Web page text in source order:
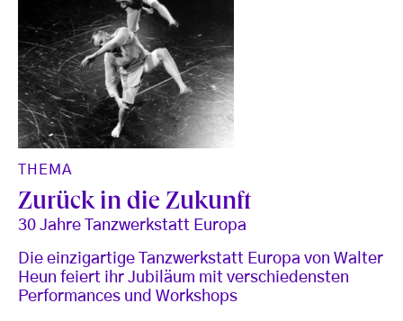
THEMA
Zurück in die Zukunft
30 Jahre Tanzwerkstatt Europa
Die einzigartige Tanzwerkstatt Europa von Walter
Heun feiert ihr Jubiläum mit verschiedensten
Performances und Workshops